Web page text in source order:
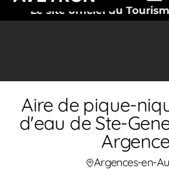
Le site officiel du
Aire de pique-
d'eau de Ste-
Argence
Argences-en-